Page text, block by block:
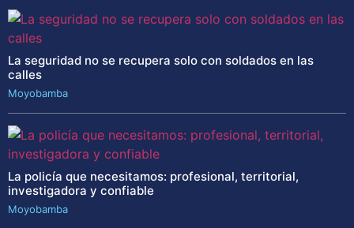
La seguridad no se recupera solo con soldados en las
calles
Moyobamba
La policía que necesitamos: profesional, territorial,
investigadora y confiable
Moyobamba